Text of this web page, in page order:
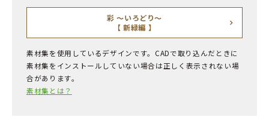
彩 ～いろどり～
【 新緑編 】
素材集を使用しているデザインです。CADで取り込んだときに
素材集をインストールしていない場合は正しく表示されない場
合があります。
素材集とは？